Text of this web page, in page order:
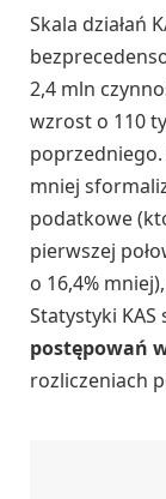
Skala działań
2,4 mln
wzrost o 110
poprzedniego.
mniej
podatkowe
pierwszej
o 16,4%
Statystyki KAS
postępowań
rozliczeniach